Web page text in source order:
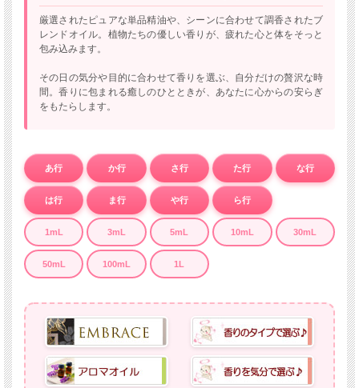
厳選されたピュアな単品精油や、シーンに合わせて調香されたブ
レンドオイル。植物たちの優しい香りが、疲れた心と体をそっと
包み込みます。
その日の気分や目的に合わせて香りを選ぶ、自分だけの贅沢な時
間。香りに包まれる癒しのひとときが、あなたに心からの安らぎ
をもたらします。
あ行 か行 さ行 た行 な行
は行 ま行 や行 ら行
1mL 3mL 5mL 10mL 30mL
50mL 100mL 1L